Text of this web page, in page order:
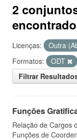
2
Licenças: Outra
Formatos:
ODT
Filtrar
Funções
Relação de Cargos
Funções de